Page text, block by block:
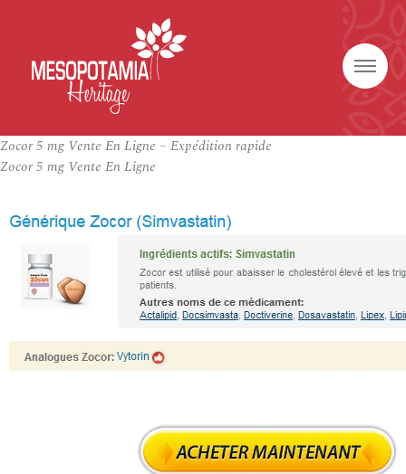
Zocor 5 mg Vente En Ligne – Expédition rapide
Zocor 5 mg Vente En Ligne